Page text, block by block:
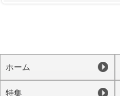
ホーム
特集